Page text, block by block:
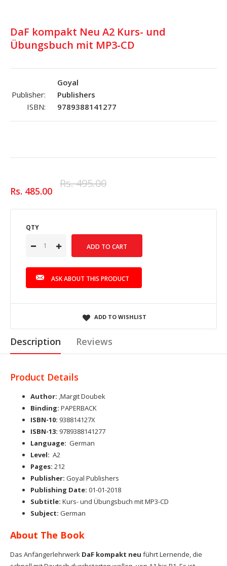
DaF kompakt Neu A2 Kurs- und
Übungsbuch mit MP3-CD
Publisher:
Goyal
Publishers
ISBN:
9789388141277
Rs. 485.00
Rs. 495.00
QTY
ASK ABOUT THIS PRODUCT
ADD TO WISHLIST
Description Reviews
Product Details
Author: ,Margit Doubek
Binding: PAPERBACK
ISBN-10: 938814127X
ISBN-13: 9789388141277
Language: German
Level: A2
Pages: 212
Publisher: Goyal Publishers
Publishing Date: 01-01-2018
Subtitle: Kurs- und Übungsbuch mit MP3-CD
Subject: German
About The Book
Das Anfängerlehrwerk DaF kompakt neu führt Lernende, die